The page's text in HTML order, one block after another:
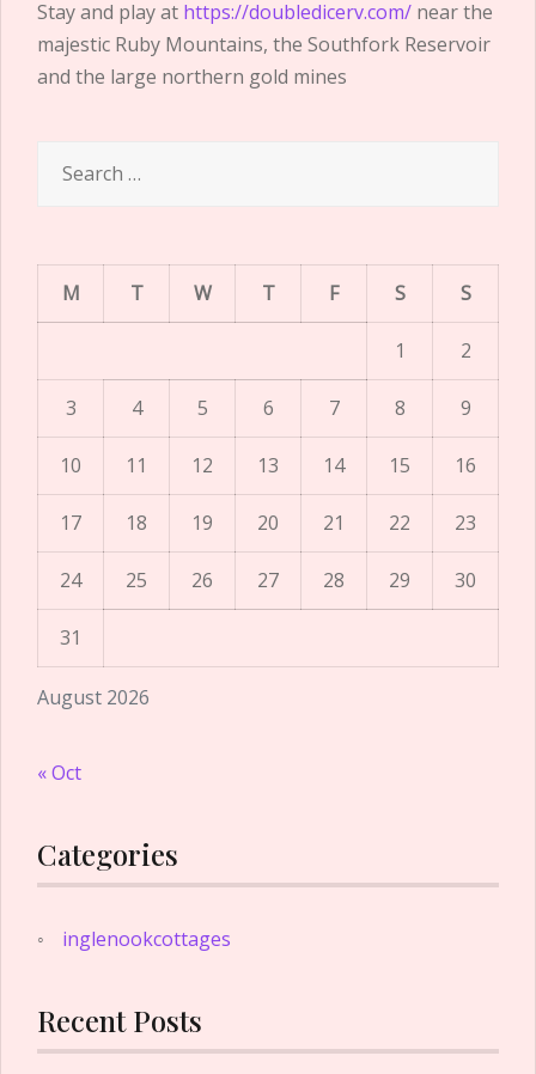
Stay and play at https://doubledicerv.com/ near the
majestic Ruby Mountains, the Southfork Reservoir
and the large northern gold mines
for:
August 2026
M T W T F S S
1 2
3 4 5 6 7 8 9
10 11 12 13 14 15 16
17 18 19 20 21 22 23
24 25 26 27 28 29 30
31
« Oct
Categories
inglenookcottages
Recent Posts